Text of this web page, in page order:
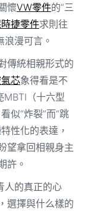
懷VW零件的“三
捷零件求則往
浪漫可言。
傳統相親形式的
芯象得看是不
MBTI（十六型
似“炸裂”而“跳
性化的表達，
望拿回相親身主
許。
人的真正的心
選擇與什么樣的